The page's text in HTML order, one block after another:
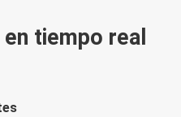
tiempo real